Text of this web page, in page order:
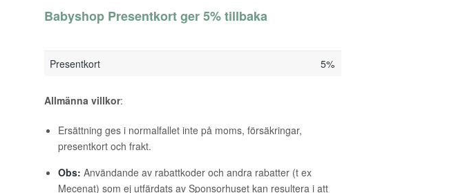
Babyshop Presentkort ger 5% tillbaka
Presentkort 5%
Allmänna villkor:
Ersättning ges i normalfallet inte på moms, försäkringar,
presentkort och frakt.
Obs: Användande av rabattkoder och andra rabatter (t ex
Mecenat) som ej utfärdats av Sponsorhuset kan resultera i att